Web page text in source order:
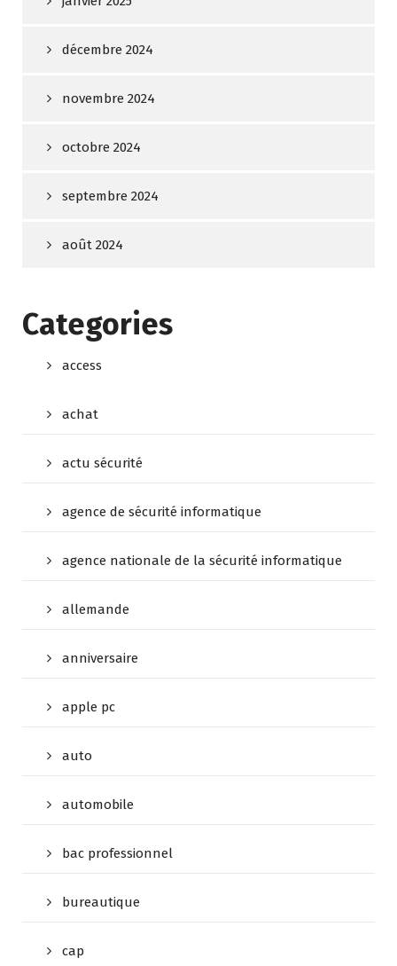
décembre 2024
novembre 2024
octobre 2024
septembre 2024
août 2024
Categories
access
achat
actu sécurité
agence de sécurité informatique
agence nationale de la sécurité informatique
allemande
anniversaire
apple pc
auto
automobile
bac professionnel
bureautique
cap